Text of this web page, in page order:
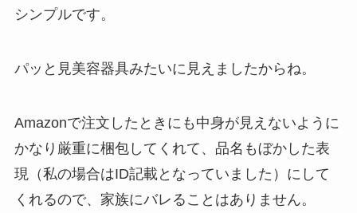
シンプルです。
パッと見美容器具みたいに見えましたからね。
Amazonで注文したときにも中身が見えないように
かなり厳重に梱包してくれて、品名もぼかした表
現（私の場合はID記載となっていました）にして
くれるので、家族にバレることはありません。